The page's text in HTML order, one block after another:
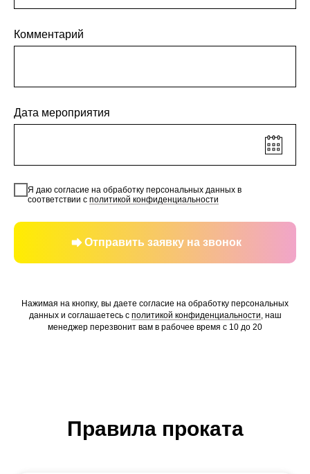
Комментарий
Дата мероприятия
Я даю согласие на обработку персональных данных в
соответствии с политикой конфиденциальности
Отправить заявку на звонок
Нажимая на кнопку, вы даете согласие на обработку персональных
данных и соглашаетесь c политикой конфиденциальности, наш
менеджер перезвонит вам в рабочее время с 10 до 20
Правила проката